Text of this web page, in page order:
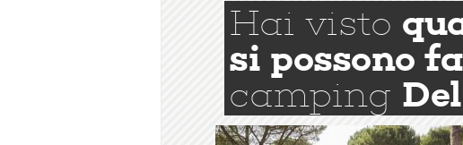
Hai visto
si possono
camping